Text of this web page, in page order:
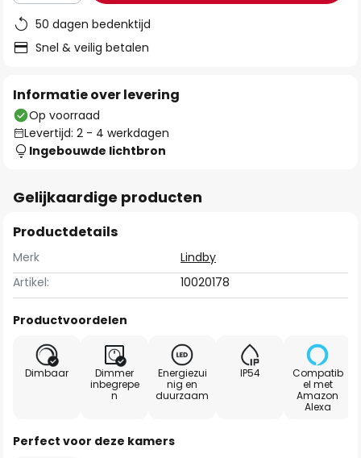
50 dagen bedenktijd
Snel & veilig betalen
Informatie over levering
Op voorraad
Levertijd: 2 - 4 werkdagen
Ingebouwde lichtbron
Gelijkaardige producten
Productdetails
Merk
Lindby
Artikel:
10020178
Productvoordelen
Dimbaar
Dimmer
inbegrepe
n
Energiezui
nig en
duurzaam
IP54
Compatib
el met
Amazon
Alexa
Perfect voor deze kamers